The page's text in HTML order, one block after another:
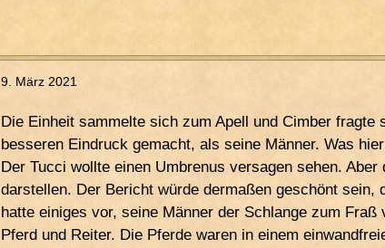
9. März 2021
Die Einheit sammelte sich zum Apell und Cimber
besseren Eindruck gemacht, als seine Männer. Was
Der Tucci wollte einen Umbrenus versagen sehen.
darstellen. Der Bericht würde dermaßen geschönt sein,
hatte einiges vor, seine Männer der Schlange zum
Pferd und Reiter. Die Pferde waren in einem